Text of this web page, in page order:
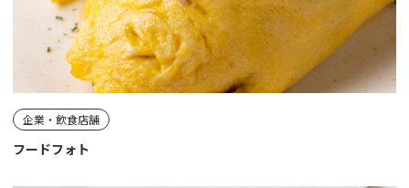
企業・飲食店舗
フードフォト